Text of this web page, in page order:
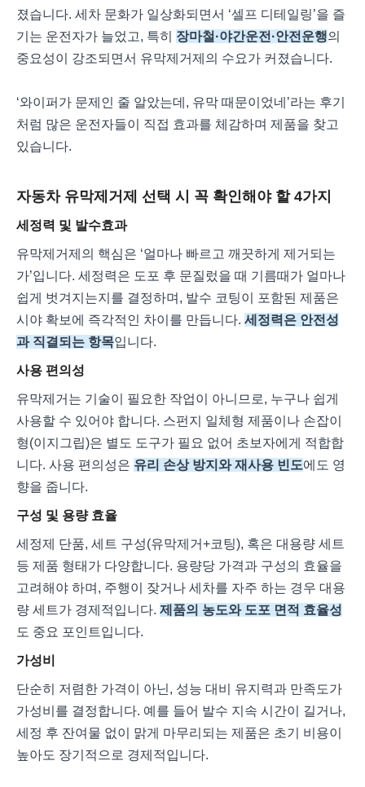
졌습니다. 세차 문화가 일상화되면서 ‘셀프 디테일링’을 즐
기는 운전자가 늘었고, 특히 장마철·야간운전·안전운행의
중요성이 강조되면서 유막제거제의 수요가 커졌습니다.
‘와이퍼가 문제인 줄 알았는데, 유막 때문이었네’라는 후기
처럼 많은 운전자들이 직접 효과를 체감하며 제품을 찾고
있습니다.
자동차 유막제거제 선택 시 꼭 확인해야 할 4가지
세정력 및 발수효과
유막제거제의 핵심은 ‘얼마나 빠르고 깨끗하게 제거되는
가’입니다. 세정력은 도포 후 문질렀을 때 기름때가 얼마나
쉽게 벗겨지는지를 결정하며, 발수 코팅이 포함된 제품은
시야 확보에 즉각적인 차이를 만듭니다. 세정력은 안전성
과 직결되는 항목입니다.
사용 편의성
유막제거는 기술이 필요한 작업이 아니므로, 누구나 쉽게
사용할 수 있어야 합니다. 스펀지 일체형 제품이나 손잡이
형(이지그립)은 별도 도구가 필요 없어 초보자에게 적합합
니다. 사용 편의성은 유리 손상 방지와 재사용 빈도에도 영
향을 줍니다.
구성 및 용량 효율
세정제 단품, 세트 구성(유막제거+코팅), 혹은 대용량 세트
등 제품 형태가 다양합니다. 용량당 가격과 구성의 효율을
고려해야 하며, 주행이 잦거나 세차를 자주 하는 경우 대용
량 세트가 경제적입니다. 제품의 농도와 도포 면적 효율성
도 중요 포인트입니다.
가성비
단순히 저렴한 가격이 아닌, 성능 대비 유지력과 만족도가
가성비를 결정합니다. 예를 들어 발수 지속 시간이 길거나,
세정 후 잔여물 없이 맑게 마무리되는 제품은 초기 비용이
높아도 장기적으로 경제적입니다.